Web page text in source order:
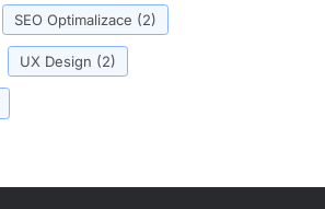
SEO Optimalizace (2)
UX Design (2)